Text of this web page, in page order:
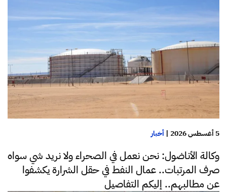
5 أغسطس 2026 | أخبار
وكالة الأناضول: نحن نعمل في الصحراء ولا نريد شي سواه
صرف المرتبات.. عمال النفط في حقل الشرارة يكشفوا
عن مطالبهم.. إليكم التفاصيل